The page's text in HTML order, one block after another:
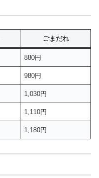
ごまだれ
880円
980円
1,030円
1,110円
1,180円